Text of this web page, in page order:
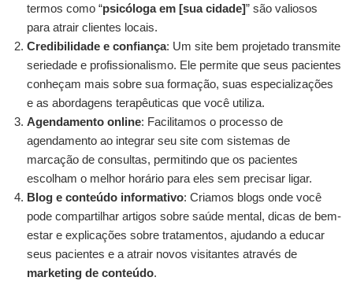
termos como “psicóloga em [sua cidade]” são valiosos
para atrair clientes locais.
Credibilidade e confiança: Um site bem projetado transmite
seriedade e profissionalismo. Ele permite que seus pacientes
conheçam mais sobre sua formação, suas especializações
e as abordagens terapêuticas que você utiliza.
Agendamento online: Facilitamos o processo de
agendamento ao integrar seu site com sistemas de
marcação de consultas, permitindo que os pacientes
escolham o melhor horário para eles sem precisar ligar.
Blog e conteúdo informativo: Criamos blogs onde você
pode compartilhar artigos sobre saúde mental, dicas de bem-
estar e explicações sobre tratamentos, ajudando a educar
seus pacientes e a atrair novos visitantes através de
marketing de conteúdo.